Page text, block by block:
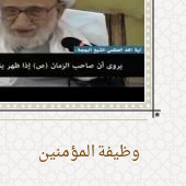
وظيفة المؤمنين